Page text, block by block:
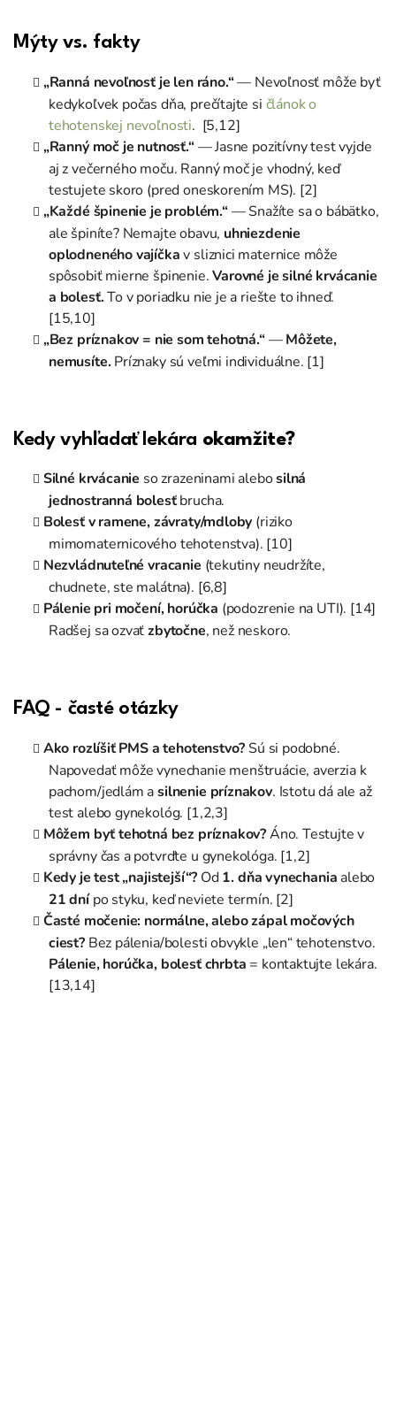
Mýty vs. fakty
„Ranná nevoľnosť je len ráno.“— Nevoľnosť môže byť
kedykoľvek počas dňa, prečítajte si článok o
tehotenskej nevoľnosti. [5,12]
„Ranný moč je nutnosť.“— Jasne pozitívny test vyjde
aj z večerného moču. Ranný moč je vhodný, keď
testujete skoro (pred oneskorením MS). [2]
„Každé špinenie je problém.“— Snažíte sa o bábätko,
ale špiníte? Nemajte obavu, uhniezdenie
oplodneného vajíčkav sliznici maternice môže
spôsobiť mierne špinenie.Varovné je silné krvácanie
a bolesť.To v poriadku nie je a riešte to ihneď.
[15,10]
„Bez príznakov = nie som tehotná.“—Môžete,
nemusíte. Príznaky sú veľmi individuálne. [1]
Kedy vyhľadať lekára okamžite?
Silné krvácanie so zrazeninami alebosilná
jednostranná bolesťbrucha.
Bolesť v ramene, závraty/mdloby (riziko
mimomaternicového tehotenstva). [10]
Nezvládnuteľné vracanie (tekutiny neudržíte,
chudnete, ste malátna). [6,8]
Pálenie pri močení, horúčka (podozrenie na UTI). [14]
Radšej sa ozvaťzbytočne, než neskoro.
FAQ - časté otázky
Ako rozlíšiť PMS a tehotenstvo?Sú si podobné.
Napovedať môže vynechanie menštruácie, averzia k
pachom/jedlám asilnenie príznakov. Istotu dá ale až
test alebo gynekológ. [1,2,3]
Môžem byť tehotná bez príznakov?Áno. Testujte v
správny čas a potvrďte u gynekológa. [1,2]
Kedy je test „najistejší“? Od1. dňa vynechania alebo
21 dnípo styku, keď neviete termín. [2]
Časté močenie: normálne, alebo zápal močových
ciest?Bez pálenia/bolesti obvykle „len“ tehotenstvo.
Pálenie, horúčka, bolesť chrbta = kontaktujte lekára.
[13,14]